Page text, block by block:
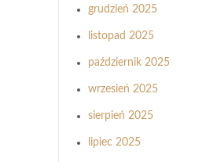
grudzień 2025
listopad 2025
październik 2025
wrzesień 2025
sierpień 2025
lipiec 2025